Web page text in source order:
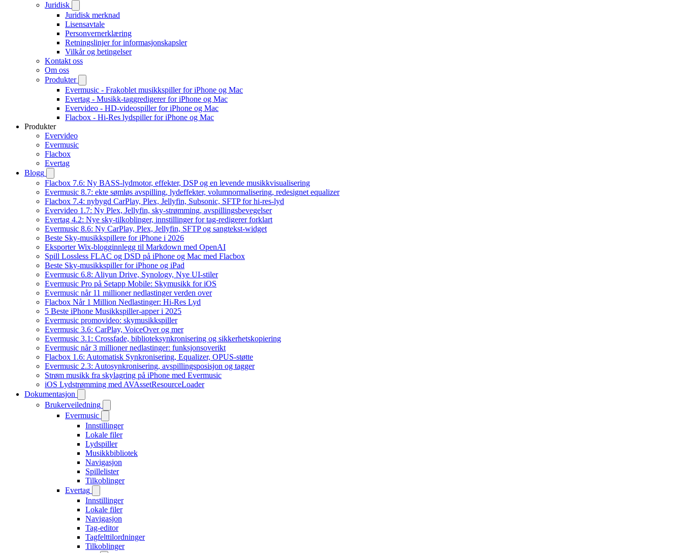
Juridisk
Juridisk merknad
Lisensavtale
Personvernerklæring
Retningslinjer for informasjonskapsler
Vilkår og betingelser
Kontakt oss
Om oss
Produkter
Evermusic - Frakoblet musikkspiller for iPhone og Mac
Evertag - Musikk-taggredigerer for iPhone og Mac
Evervideo - HD-videospiller for iPhone og Mac
Flacbox - Hi-Res lydspiller for iPhone og Mac
Produkter
Evervideo
Evermusic
Flacbox
Evertag
Blogg
Flacbox 7.6: Ny BASS-lydmotor, effekter, DSP og en levende musikkvisualisering
Evermusic 8.7: ekte sømløs avspilling, lydeffekter, volumnormalisering, redesignet equalizer
Flacbox 7.4: nybygd CarPlay, Plex, Jellyfin, Subsonic, SFTP for hi-res-lyd
Evervideo 1.7: Ny Plex, Jellyfin, sky-strømming, avspillingsbevegelser
Evertag 4.2: Nye sky-tilkoblinger, innstillinger for tag-redigerer forklart
Evermusic 8.6: Ny CarPlay, Plex, Jellyfin, SFTP og sangtekst-widget
Beste Sky-musikkspillere for iPhone i 2026
Eksporter Wix-blogginnlegg til Markdown med OpenAI
Spill Lossless FLAC og DSD på iPhone og Mac med Flacbox
Beste Sky-musikkspiller for iPhone og iPad
Evermusic 6.8: Aliyun Drive, Synology, Nye UI-stiler
Evermusic Pro på Setapp Mobile: Skymusikk for iOS
Evermusic når 11 millioner nedlastinger verden over
Flacbox Når 1 Million Nedlastinger: Hi-Res Lyd
5 Beste iPhone Musikkspiller-apper i 2025
Evermusic promovideo: skymusikkspiller
Evermusic 3.6: CarPlay, VoiceOver og mer
Evermusic 3.1: Crossfade, biblioteksynkronisering og sikkerhetskopiering
Evermusic når 3 millioner nedlastinger: funksjonsoverikt
Flacbox 1.6: Automatisk Synkronisering, Equalizer, OPUS-støtte
Evermusic 2.3: Autosynkronisering, avspillingsposisjon og tagger
Strøm musikk fra skylagring på iPhone med Evermusic
iOS Lydstrømming med AVAssetResourceLoader
Dokumentasjon
Brukerveiledning
Evermusic
Innstillinger
Lokale filer
Lydspiller
Musikkbibliotek
Navigasjon
Spillelister
Tilkoblinger
Evertag
Innstillinger
Lokale filer
Navigasjon
Tag-editor
Tagfelttilordninger
Tilkoblinger